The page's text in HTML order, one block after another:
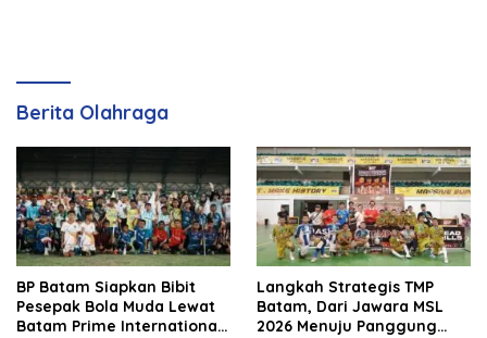
Berita Olahraga
BP Batam Siapkan Bibit
Pesepak Bola Muda Lewat
Batam Prime International
Langkah Strategis TMP
Batam, Dari Jawara MSL
2026 Menuju Panggung